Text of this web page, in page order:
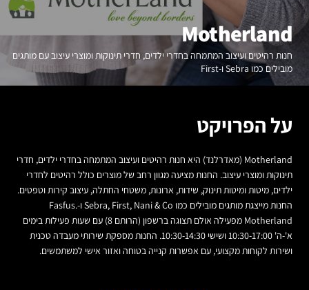
Motherland
חנות רהיטים ועיצוב המתמחה בחדרי ילדים, חדרי תינוקות ומוצרי עיצוב עם מותגים
מובילים כמו Sebra ו-First
על הפרויקט
Motherland (מאדרלנד) היא חנות רהיטים ועיצוב המתמחה בחדרי ילדים, חדרי
תינוקות ומוצרי עיצוב. החנות מציעה מגוון רחב של מוצרים כולל רהיטים לחדרי
ילדים, מיטות ומיטות תינוק, שידות, ארונות, משטחי החתלה, עיצוב קירות וטפטים.
החנות מייצגת מותגים מובילים כמו Sebra, First, Nani & Co ו-Fasfus.
Motherland מפעילה אולם תצוגה ברשפון (הרותם 8) עם שעות פעילות בימים
א'-ה' 10:30-17:00 ושישי 10:30-14:30. החנות מספקת שירותי מעבדה טכנית
ושירות לקוחות מקצועי, עם אפשרות קנייה בטוחה ואזור אישי למשתמשים.